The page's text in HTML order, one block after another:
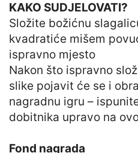
KAKO SUDJELOVATI?
Složite božićnu
kvadratiće mišem
ispravno mjesto
Nakon što ispravno
slike pojavit će se i
nagradnu igru –
dobitnika upravo na
Fond nagrada